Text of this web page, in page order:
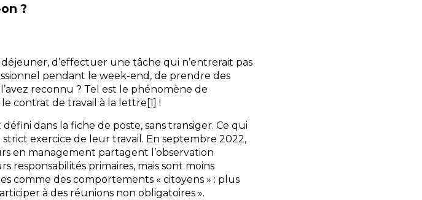
?
d’effectuer une tâche qui n’entrerait pas
pendant le week-end, de prendre des
reconnu ? Tel est le phénomène de
le contrat de travail à la lettre [1] !
dans la fiche de poste, sans transiger. Ce qui
exercice de leur travail. En septembre 2022,
en management partagent l’observation
responsabilités primaires, mais sont moins
comme des comportements « citoyens » : plus
à des réunions non obligatoires ».